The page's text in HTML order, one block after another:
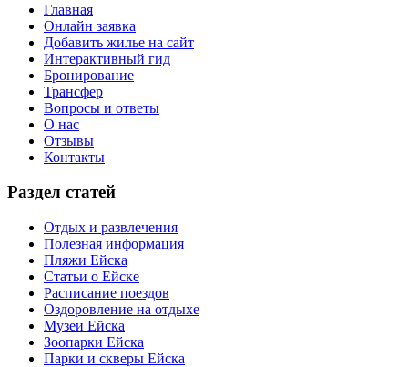
Главная
Онлайн заявка
Добавить жилье на сайт
Интерактивный гид
Бронирование
Трансфер
Вопросы и ответы
О нас
Отзывы
Контакты
Раздел статей
Отдых и развлечения
Полезная информация
Пляжи Ейска
Статьи о Ейске
Расписание поездов
Оздоровление на отдыхе
Музеи Ейска
Зоопарки Ейска
Парки и скверы Ейска